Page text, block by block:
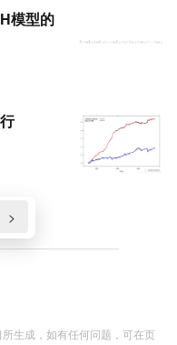
模型的
>
生成，如有任何问题，可在页